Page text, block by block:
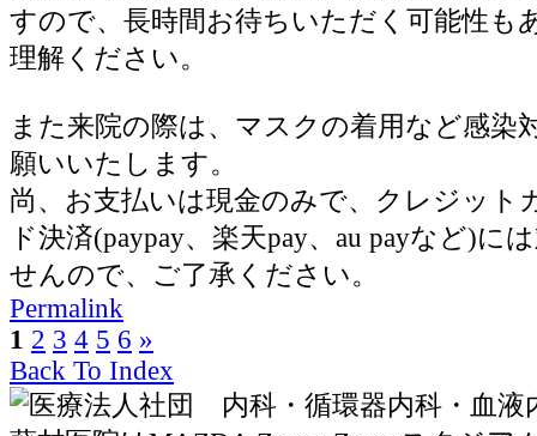
すので、長時間お待ちいただく可能性も
理解ください。
また来院の際は、マスクの着用など感染
願いいたします。
尚、お支払いは現金のみで、クレジット
ド決済(paypay、楽天pay、au payなど)に
せんので、ご了承ください。
Permalink
1 2 3 4 5 6 »
Back To Index